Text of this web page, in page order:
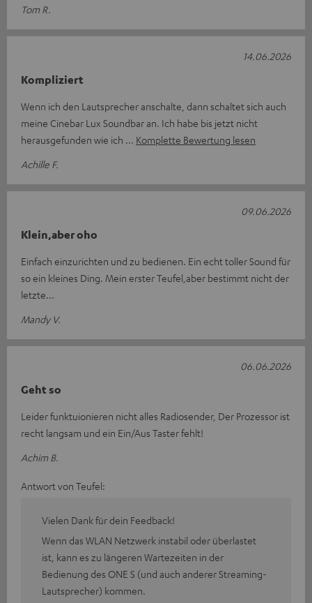
Tom R.
Kompliziert
Wenn ich den Lautsprecher anschalte, dann schaltet sich auch
meine Cinebar Lux Soundbar an. Ich habe bis jetzt nicht
herausgefunden wie ich
Komplette Bewertung lesen
Achille F.
14.06.2026
Klein,aber oho
Einfach einzurichten und zu bedienen. Ein echt toller Sound für
so ein kleines Ding. Mein erster Teufel,aber bestimmt nicht der
letzte...
Mandy V.
09.06.2026
Geht so
Leider funktuionieren nicht alles Radiosender, Der Prozessor ist
recht langsam und ein Ein/Aus Taster fehlt!
Achim B.
06.06.2026
Antwort von Teufel:
Vielen Dank für dein Feedback!
Wenn das WLAN Netzwerk instabil oder überlastet
ist, kann es zu längeren Wartezeiten in der
Bedienung des ONE S (und auch anderer Streaming-
Lautsprecher) kommen.